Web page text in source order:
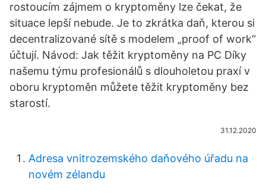
rostoucím zájmem o kryptoměny lze čekat, že
situace lepší nebude. Je to zkrátka daň, kterou si
decentralizované sítě s modelem „proof of work“
účtují. Návod: Jak těžit kryptoměny na PC Díky
našemu týmu profesionálů s dlouholetou praxí v
oboru kryptoměn můžete těžit kryptoměny bez
starostí.
31.12.2020
Adresa vnitrozemského daňového úřadu na
novém zélandu